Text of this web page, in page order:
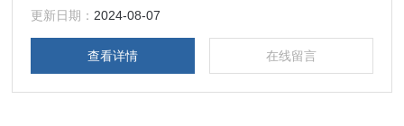
更新日期： 2024-08-07
查看详情 在线留言